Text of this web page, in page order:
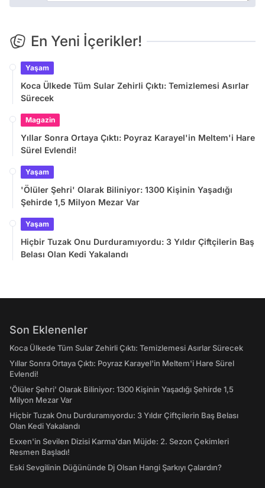
En Yeni İçerikler!
Yaşam
Koca Ülkede Tüm Sular Zehirli Çıktı: Temizlemesi Asırlar
Sürecek
Magazin
Yıllar Sonra Ortaya Çıktı: Poyraz Karayel'in Meltem'i Hare
Sürel Evlendi!
Yaşam
'Ölüler Şehri' Olarak Biliniyor: 1300 Kişinin Yaşadığı
Şehirde 1,5 Milyon Mezar Var
Yaşam
Hiçbir Tuzak Onu Durduramıyordu: 3 Yıldır Çiftçilerin Baş
Belası Olan Kedi Yakalandı
Son Eklenenler
Koca Ülkede Tüm Sular Zehirli Çıktı: Temizlemesi Asırlar Sürecek
Yıllar Sonra Ortaya Çıktı: Poyraz Karayel'in Meltem'i Hare Sürel
Evlendi!
'Ölüler Şehri' Olarak Biliniyor: 1300 Kişinin Yaşadığı Şehirde 1,5
Milyon Mezar Var
Hiçbir Tuzak Onu Durduramıyordu: 3 Yıldır Çiftçilerin Baş Belası
Olan Kedi Yakalandı
Exxen'in Sevilen Dizisi Karma'dan Müjde: 2. Sezon Çekimleri
Resmen Başladı!
Eski Sevgilinin Düğününde Dj Olsan Hangi Şarkıyı Çalardın?